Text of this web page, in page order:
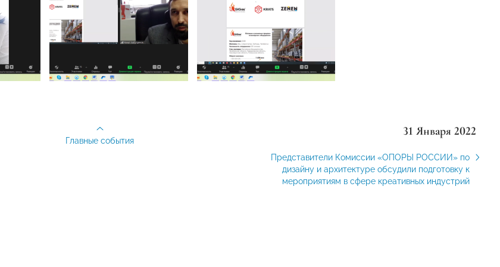
31 Января 2022
Представители Комиссии «ОПОРЫ РОССИИ» по
дизайну и архитектуре обсудили подготовку к
мероприятиям в сфере креативных индустрий
Главные события